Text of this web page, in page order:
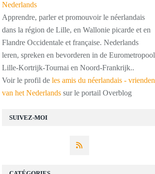
SUIVEZ-MOI
Apprendre, parler et promouvoir le néerlandais
dans la région de Lille, en Wallonie picarde et en
Flandre Occidentale et française. Nederlands
leren, spreken en bevorderen in de Eurometropool
Lille-Kortrijk-Tournai en Noord-Frankrijk..
Voir le profil de les amis du néerlandais - vrienden
van het Nederlands sur le portail Overblog